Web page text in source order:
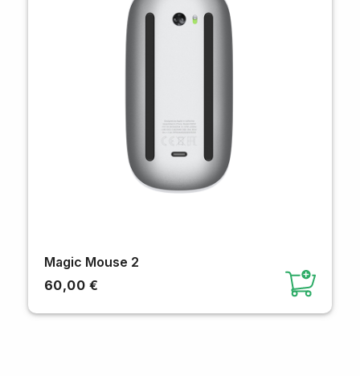
Magic Mouse 2
60,00 €